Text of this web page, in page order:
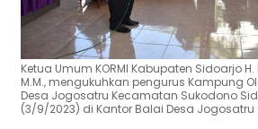
Ketua Umum KORMI Kabupaten Sidoarjo H.
M.M., mengukuhkan pengurus Kampung
Desa Jogosatru Kecamatan Sukodono
(3/9/2023) di Kantor Balai Desa Jogosatru